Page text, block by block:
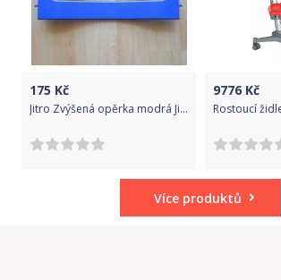
175 Kč
Jitro Zvýšená opěrka modrá Jitro
9776 Kč
Více produktů